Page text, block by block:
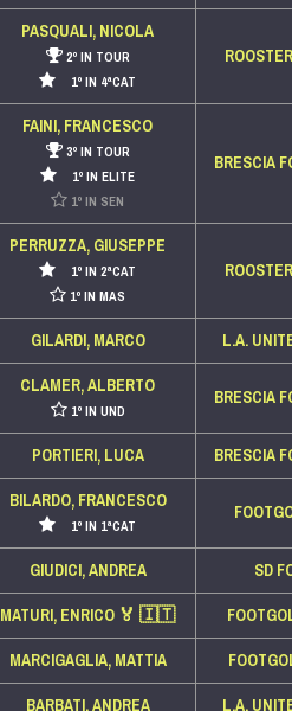
PASQUALI, NICOLA
2º IN TOUR
1º IN 4ªCAT
FAINI, FRANCESCO
3º IN TOUR
1º IN ELITE
1º IN SEN
BRESCIA
PERRUZZA, GIUSEPPE
1º IN 2ªCAT
1º IN MAS
GILARDI, MARCO L.A.
CLAMER, ALBERTO
1º IN UND BRESCIA
PORTIERI, LUCA BRESCIA
BILARDO, FRANCESCO
1º IN 1ªCAT
GIUDICI, ANDREA SD
MATURI, ENRICO 🏅 🇮🇹
MARCIGAGLIA, MATTIA